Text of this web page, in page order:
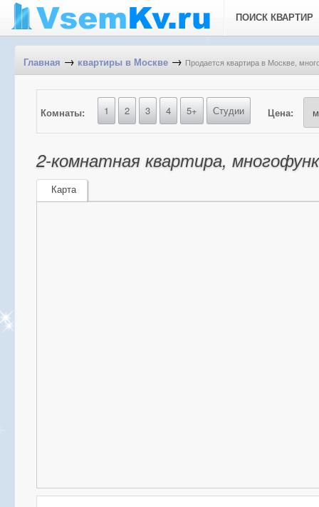
ПОИСК КВАРТИР
Главная → квартиры в Москве → Продается квартира в Москве,
Комнаты: 1 2 3 4 5+ Студии Цена:
2-комнатная квартира,
Карта